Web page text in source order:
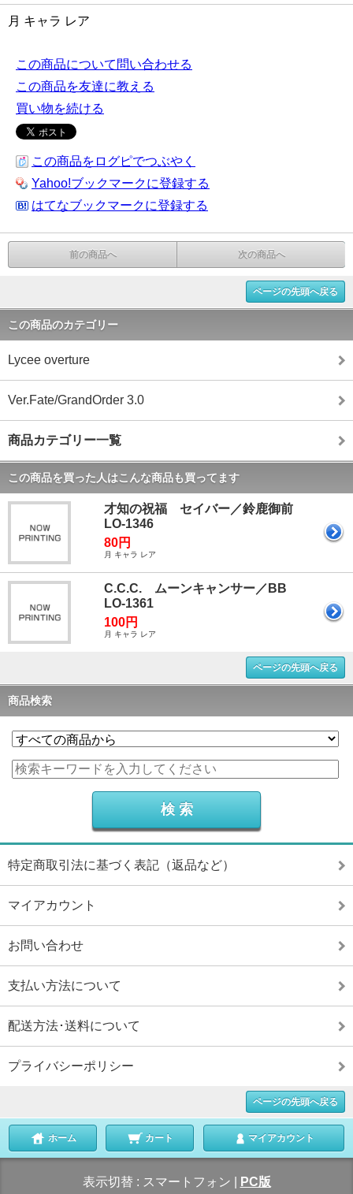
月 キャラ レア
この商品について問い合わせる
この商品を友達に教える
買い物を続ける
この商品をログピでつぶやく
Yahoo!ブックマークに登録する
はてなブックマークに登録する
前の商品へ 次の商品へ
ページの先頭へ戻る
この商品のカテゴリー
Lycee overture
Ver.Fate/GrandOrder 3.0
商品カテゴリー一覧
この商品を買った人はこんな商品も買ってます
才知の祝福 セイバー／鈴鹿御前
LO-1346
80円
月 キャラ レア
C.C.C. ムーンキャンサー／BB
LO-1361
100円
月 キャラ レア
ページの先頭へ戻る
商品検索
特定商取引法に基づく表記（返品など）
マイアカウント
お問い合わせ
支払い方法について
配送方法･送料について
プライバシーポリシー
ページの先頭へ戻る
ホーム カート マイアカウント
表示切替 : スマートフォン PC版